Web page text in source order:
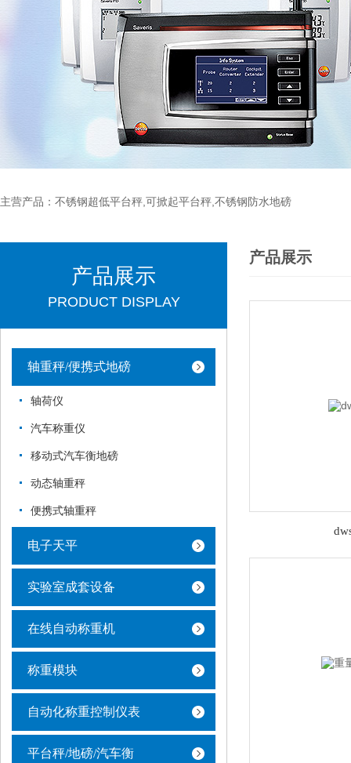
主营产品：不锈钢超低平台秤,可掀起平台秤,不锈钢防水地磅
产品展示
PRODUCT DISPLAY
轴重秤/便携式地磅
轴荷仪
汽车称重仪
移动式汽车衡地磅
动态轴重秤
便携式轴重秤
电子天平
实验室成套设备
在线自动称重机
称重模块
自动化称重控制仪表
平台秤/地磅/汽车衡
产品展示